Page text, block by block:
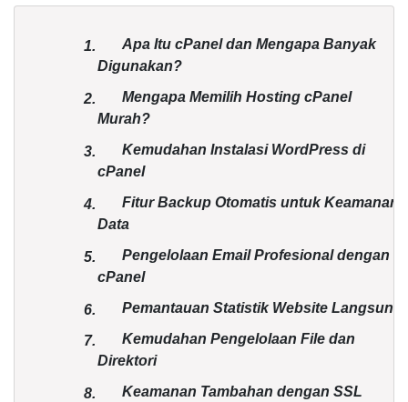
1.
Apa Itu cPanel dan Mengapa Banyak
Digunakan?
2.
Mengapa Memilih Hosting cPanel
Murah?
3.
Kemudahan Instalasi WordPress di
cPanel
4.
Fitur Backup Otomatis untuk Keamanan
Data
5.
Pengelolaan Email Profesional dengan
cPanel
6. Pemantauan Statistik Website Langsung
7.
Kemudahan Pengelolaan File dan
Direktori
8.
Keamanan Tambahan dengan SSL